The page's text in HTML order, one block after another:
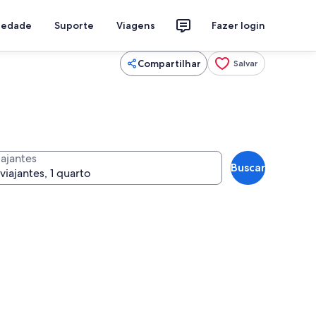
Suporte Viagens Fazer login
Compartilhar Salvar
Buscar